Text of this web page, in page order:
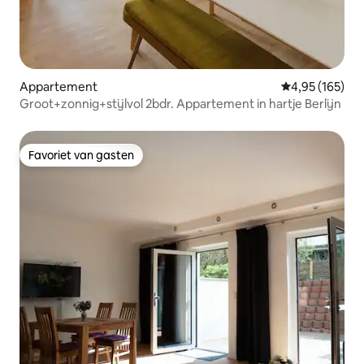
Appartement Gemiddelde
4,95 (165)
Groot+zonnig+stijlvol 2bdr. Appartement in hartje Berlijn
Favoriet van gasten
Favoriet van gasten